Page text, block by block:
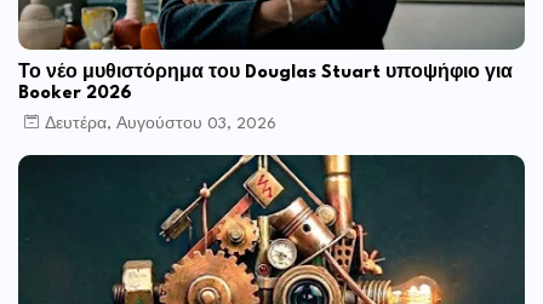
Το νέο μυθιστόρημα του Douglas Stuart υποψήφιο για
Booker 2026
Δευτέρα, Αυγούστου 03, 2026